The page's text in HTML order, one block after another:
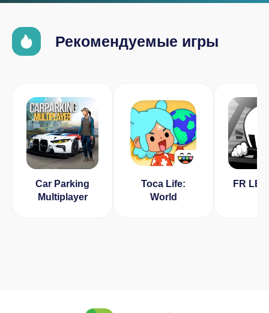
Рекомендуемые игры
Car Parking
Multiplayer
Toca Life:
World
FR